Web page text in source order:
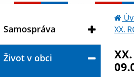
Samospráva
Život v obci
XX.